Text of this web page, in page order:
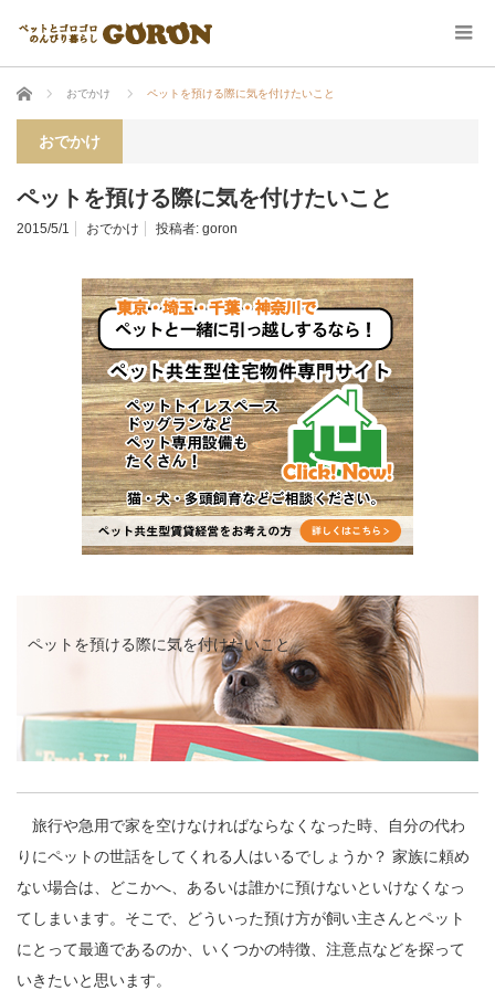
ホーム おでかけ ペットを預ける際に気を付けたいこと
おでかけ
ペットを預ける際に気を付けたいこと
2015/5/1 おでかけ 投稿者: goron
ペットを預ける際に気を付けたいこと
旅行や急用で家を空けなければならなくなった時、自分の代わ
りにペットの世話をしてくれる人はいるでしょうか？ 家族に頼め
ない場合は、どこかへ、あるいは誰かに預けないといけなくなっ
てしまいます。そこで、どういった預け方が飼い主さんとペット
にとって最適であるのか、いくつかの特徴、注意点などを探って
いきたいと思います。